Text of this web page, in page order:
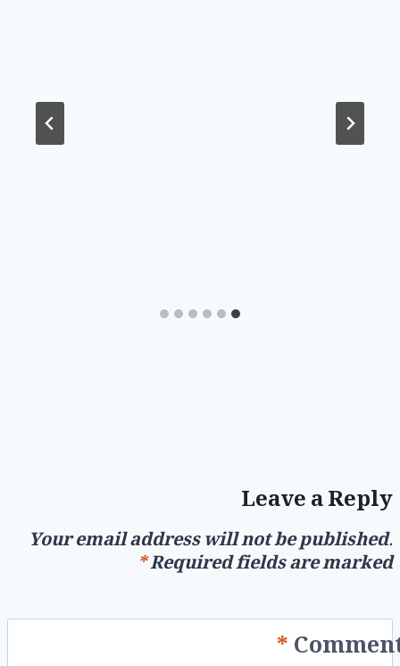
Leave a Reply
Your email address will not be published.
Required fields are marked
*
*